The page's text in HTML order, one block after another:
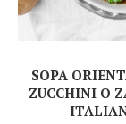
SOPA
ZUCCHINI O